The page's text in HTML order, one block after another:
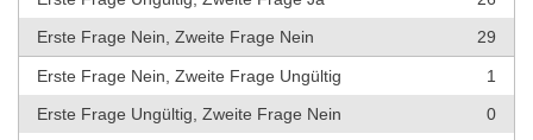
Erste Frage Nein, Zweite Frage Nein
29
Erste Frage Nein, Zweite Frage Ungültig
1
Erste Frage Ungültig, Zweite Frage Nein
0